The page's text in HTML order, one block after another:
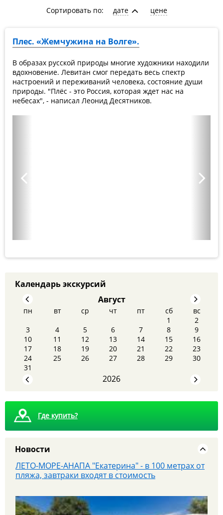
Сортировать по: дате цене
Плес. «Жемчужина на Волге».
В образах русской природы многие художники находили
вдохновение. Левитан смог передать весь спектр
настроений и переживаний человека, состояние души
природы. "Плёс - это Россия, которая ждет нас на
небесах", - написал Леонид Десятников.
Календарь экскурсий
Август
пн вт ср чт пт сб
вс
1
2
3
4 5 6 7 8
9
10
11 12 13 14 15
16
17
18 19 20 21 22
23
24
25 26 27 28 29
30
31
2026
Где купить?
Новости
которую вы запомните
ЛЕТО-МОРЕ-АНАПА "Екатерина" - в 100 метрах от
пляжа, завтраки входят в стоимость
1 августа познавательный выходной с
теплоходной прогулкой